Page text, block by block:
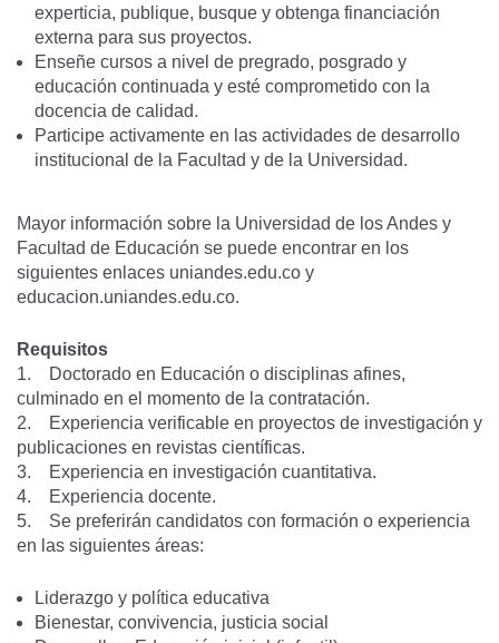
experticia, publique, busque y obtenga financiación
externa para sus proyectos.
Enseñe cursos a nivel de pregrado, posgrado y
educación continuada y esté comprometido con la
docencia de calidad.
Participe activamente en las actividades de desarrollo
institucional de la Facultad y de la Universidad.
Mayor información sobre la Universidad de los Andes y
Facultad de Educación se puede encontrar en los
siguientes enlaces uniandes.edu.co y
educacion.uniandes.edu.co.
Requisitos
1. Doctorado en Educación o disciplinas afines,
culminado en el momento de la contratación.
2. Experiencia verificable en proyectos de investigación y
publicaciones en revistas científicas.
3. Experiencia en investigación cuantitativa.
4. Experiencia docente.
5. Se preferirán candidatos con formación o experiencia
en las siguientes áreas:
Liderazgo y política educativa
Bienestar, convivencia, justicia social